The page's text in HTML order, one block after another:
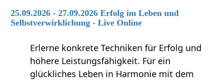
25.09.2026 - 27.09.2026 Erfolg im Leben und
Selbstverwirklichung - Live Online
Erlerne konkrete Techniken für Erfolg und
höhere Leistungsfähigkeit. Für ein
glückliches Leben in Harmonie mit dem